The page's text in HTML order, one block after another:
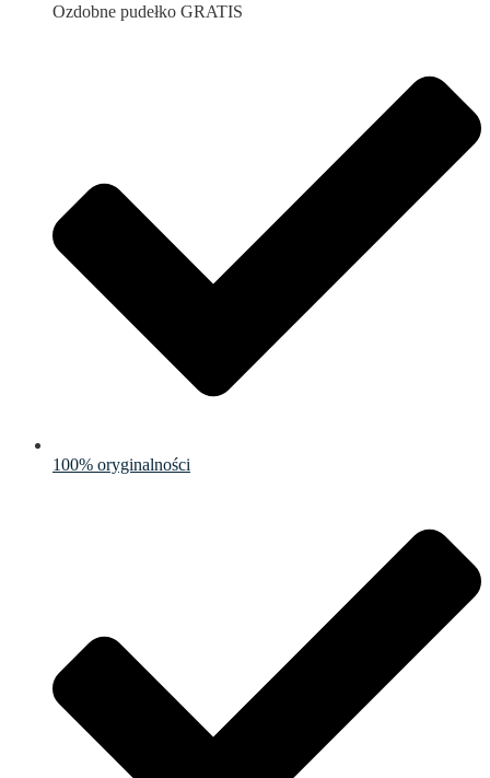
Ozdobne pudełko GRATIS
100% oryginalności